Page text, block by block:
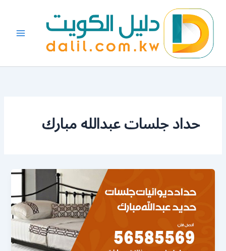
المحتوى
حداد جلسات عبدالله مبارك